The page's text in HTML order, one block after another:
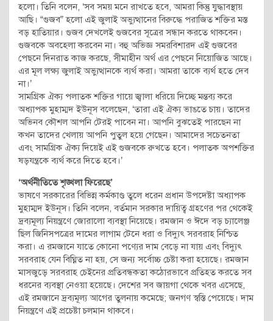
হলো। তিনি বলেন, ‘সব সময় মনে রাখতে হবে, আমরা কিন্তু যুদ্ধাবস্থায়
আছি। “গুজব” হলো এই জুলাই অভ্যুত্থানের বিরুদ্ধে পরাজিত শক্তির মস্ত
বড় হাতিয়ার। গুজব দেখলেই গুজবের সূত্রের সন্ধান করতে থাকবেন।
গুজবকে অবহেলা করবেন না। বহু অভিজ্ঞ সমরবিশারদ এই গুজবের
পেছনে দিনরাত কাজ করছে, সীমাহীন অর্থ এর পেছনে নিয়োজিত আছে।
এর মূল লক্ষ্য জুলাই অভ্যুত্থানকে ব্যর্থ করা। আমরা তাকে ব্যর্থ হতে দেব
না।’
সামগ্রিক ঐক্য পলাতক শক্তির গায়ে জ্বালা ধরিয়ে দিচ্ছে মন্তব্য করে
অধ্যাপক মুহাম্মদ ইউনূস বলেছেন, ‘তারা এই ঐক্য ভাঙতে চায়। তাদের
অভিনব কৌশল আপনি টেরই পাবেন না। আপনি বুঝতেই পারছেন না
কখন তাদের খেলায় আপনি পুতুল হয়ে গেছেন। আমাদের সচেতনতা
এবং সামগ্রিক ঐক্য দিয়েই এই গুজবকে রুখতে হবে। পলাতক অপশক্তির
ষড়যন্ত্রকে ব্যর্থ করে দিতে হবে।’
‘অর্থনীতিতে শৃঙ্খলা ফিরেছে’
ভাষণে সরকারের বিভিন্ন কর্মকাণ্ড তুলে ধরেন প্রধান উপদেষ্টা অধ্যাপক
মুহাম্মদ ইউনূস। তিনি বলেন, বর্তমান সরকার দায়িত্ব গ্রহণের পর থেকেই
দ্রব্যমূল্য নিয়ন্ত্রণে জোরালো ব্যবস্থা নিয়েছে। রমজান ও ঈদে বড় চ্যালেঞ্জ
ছিল জিনিসপত্রের দামের লাগাম টেনে ধরা ও বিদ্যুৎ সরবরাহ নিশ্চিত
করা। এ রমজানে যাতে কোনো পণ্যের দাম বেড়ে না যায় এবং বিদ্যুৎ
সরবরাহ যেন বিঘ্নিত না হয়, সে জন্য সর্বোচ্চ চেষ্টা করা হয়েছে। রমজান
মাসজুড়ে সরবরাহ চেইনের প্রতিবন্ধকতা কঠোরভাবে প্রতিহত করতে সব
ধরনের ব্যবস্থা নেওয়া হয়েছে। দেশের সব জায়গা থেকে খবর এসেছে,
এই রমজানে দ্রব্যমূল্য আগের তুলনায় কমেছে; জনগণ স্বস্তি পেয়েছে। দাম
নিয়ন্ত্রণে এই প্রচেষ্টা চলমান থাকবে।